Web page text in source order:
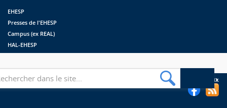
EHESP
Presses de l'EHESP
Campus (ex REAL)
HAL-EHESP
Suivez les bibliothèques de l'EHESP sur les réseaux sociaux